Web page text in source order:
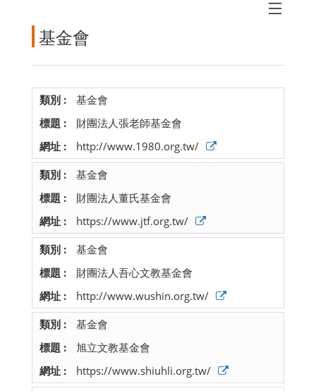
基金會
基金會
財團法人張老師基金會
http://www.1980.org.tw/
基金會
財團法人董氏基金會
https://www.jtf.org.tw/
基金會
財團法人吾心文教基金會
http://www.wushin.org.tw/
基金會
旭立文教基金會
https://www.shiuhli.org.tw/